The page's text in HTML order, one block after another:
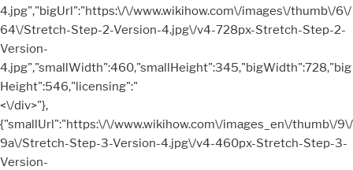
4.jpg","bigUrl":"https:\/\/www.wikihow.com\/images\/thumb\/6\/
64\/Stretch-Step-2-Version-4.jpg\/v4-728px-Stretch-Step-2-
Version-
4.jpg","smallWidth":460,"smallHeight":345,"bigWidth":728,"big
Height":546,"licensing":"
<\/div>"},
{"smallUrl":"https:\/\/www.wikihow.com\/images_en\/thumb\/9\/
9a\/Stretch-Step-3-Version-4.jpg\/v4-460px-Stretch-Step-3-
Version-